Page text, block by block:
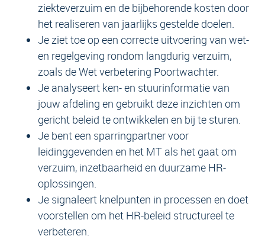
ziekteverzuim en de bijbehorende kosten door
het realiseren van jaarlijks gestelde doelen.
Je ziet toe op een correcte uitvoering van wet-
en regelgeving rondom langdurig verzuim,
zoals de Wet verbetering Poortwachter.
Je analyseert ken- en stuurinformatie van
jouw afdeling en gebruikt deze inzichten om
gericht beleid te ontwikkelen en bij te sturen.
Je bent een sparringpartner voor
leidinggevenden en het MT als het gaat om
verzuim, inzetbaarheid en duurzame HR-
oplossingen.
Je signaleert knelpunten in processen en doet
voorstellen om het HR-beleid structureel te
verbeteren.